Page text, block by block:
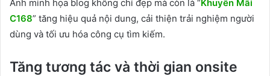
Ảnh minh họa blog không chỉ đẹp mà còn là “Khuyến Mãi
C168” tăng hiệu quả nội dung, cải thiện trải nghiệm người
dùng và tối ưu hóa công cụ tìm kiếm.
Tăng tương tác và thời gian onsite